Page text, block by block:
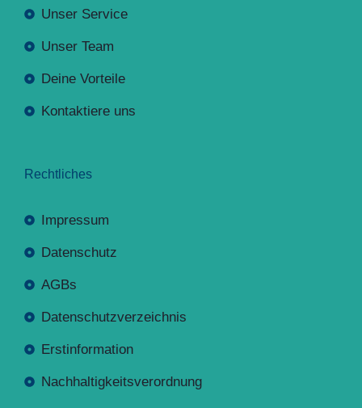
Unser Service
Unser Team
Deine Vorteile
Kontaktiere uns
Rechtliches
Impressum
Datenschutz
AGBs
Datenschutzverzeichnis
Erstinformation
Nachhaltigkeitsverordnung